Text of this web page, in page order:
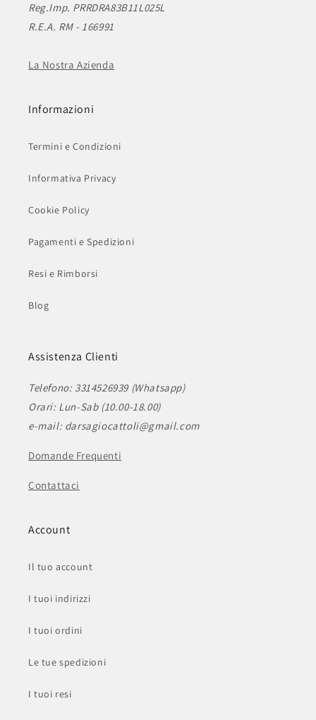
Reg.Imp. PRRDRA83B11L025L
R.E.A. RM - 166991
La Nostra Azienda
Informazioni
Termini e Condizioni
Informativa Privacy
Cookie Policy
Pagamenti e Spedizioni
Resi e Rimborsi
Blog
Assistenza Clienti
Telefono: 3314526939 (Whatsapp)
Orari: Lun-Sab (10.00-18.00)
e-mail: darsagiocattoli@gmail.com
Domande Frequenti
Contattaci
Account
Il tuo account
I tuoi indirizzi
I tuoi ordini
Le tue spedizioni
I tuoi resi